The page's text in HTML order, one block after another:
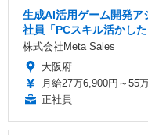
生成AI活用ゲーム開発ア
社員「PCスキル活かし
株式会社Meta Sales
大阪府
月給27万6,900円～55
正社員